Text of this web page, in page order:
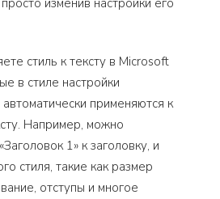
изменив настройки его
стиль к тексту в Microsoft
в стиле настройки
применяются к
Например, можно
1» к заголовку, и
стиля, такие как размер
отступы и многое